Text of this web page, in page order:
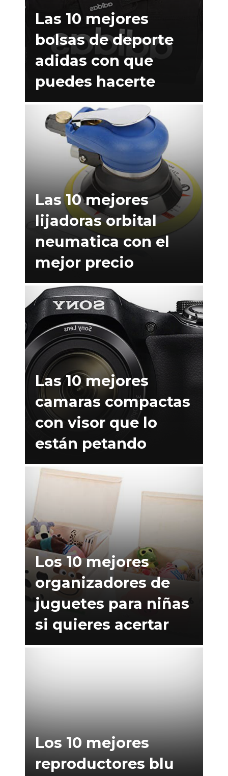
Las 10 mejores
bolsas de deporte
adidas con que
puedes hacerte
Las 10 mejores
lijadoras orbital
neumatica con el
mejor precio
Las 10 mejores
camaras compactas
con visor que lo
están petando
Los 10 mejores
organizadores de
juguetes para niñas
si quieres acertar
Los 10 mejores
reproductores blu